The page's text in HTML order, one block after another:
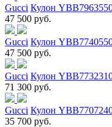
Gucci Кулон
47 500 руб.
Gucci Кулон
47 500 руб.
Gucci Кулон
71 300 руб.
Gucci Кулон
35 700 руб.